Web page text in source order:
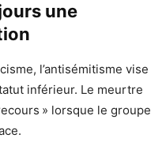
une
l’antisémitisme vise
inférieur. Le meurtre
» lorsque le groupe